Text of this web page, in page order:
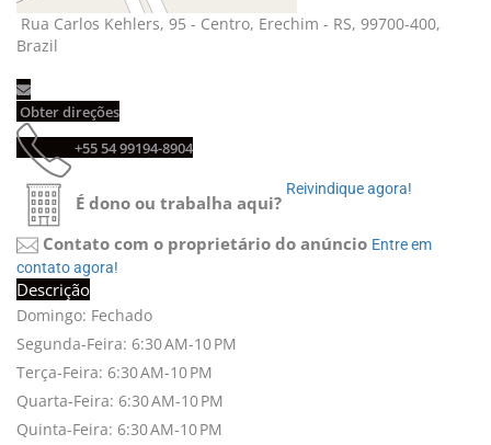
Rua Carlos Kehlers, 95 - Centro, Erechim - RS, 99700-400,
Brazil
Obter direções
+55 54 99194-8904
É dono ou trabalha aqui?
Reivindique agora!
Contato com o proprietário do anúncio Entre em
contato agora!
Descrição
Domingo: Fechado
Segunda-Feira: 6:30 AM-10 PM
Terça-Feira: 6:30 AM-10 PM
Quarta-Feira: 6:30 AM-10 PM
Quinta-Feira: 6:30 AM-10 PM